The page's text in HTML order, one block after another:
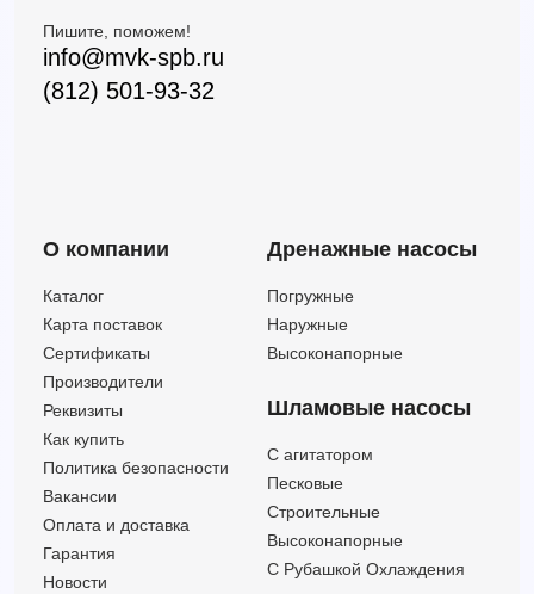
Пишите, поможем!
info@mvk-spb.ru
(812) 501-93-32
О компании
Каталог
Карта поставок
Сертификаты
Производители
Реквизиты
Как купить
Политика безопасности
Вакансии
Оплата и доставка
Гарантия
Новости
Дренажные насосы
Погружные
Наружные
Высоконапорные
Шламовые насосы
C агитатором
Песковые
Строительные
Высоконапорные
С Рубашкой Охлаждения